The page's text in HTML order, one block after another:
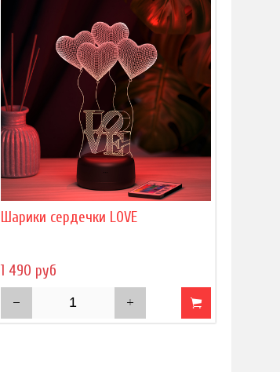
Шарики сердечки LOVE
1 490 руб